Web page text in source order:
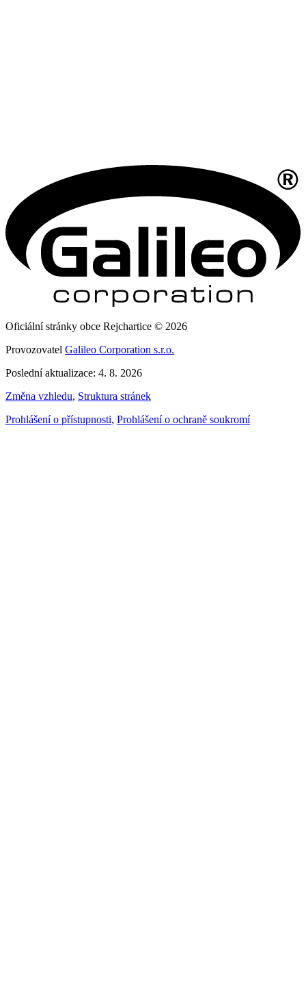
Oficiální stránky obce Rejchartice © 2026
Provozovatel Galileo Corporation s.r.o.
Poslední aktualizace: 4. 8. 2026
Změna vzhledu, Struktura stránek
Prohlášení o přístupnosti, Prohlášení o ochraně soukromí